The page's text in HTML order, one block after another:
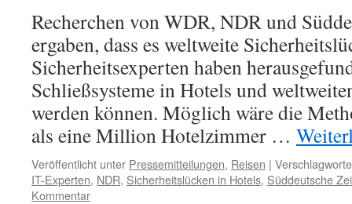
Recherchen von WDR, NDR und
ergaben, dass es weltweite
Sicherheitsexperten haben
Schließsysteme in Hotels und
werden können. Möglich wäre die
als eine Million Hotelzimmer …
Veröffentlicht unter Pressemitteilungen, Reisen |
IT-Experten, NDR, Sicherheitslücken in Hotels, Süddeutsche
Kommentar